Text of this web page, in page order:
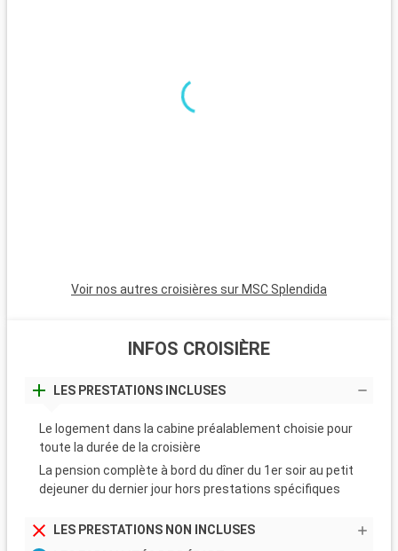
vieille ville de Suède, présente des églises médiévales et des
ruines. Le parc national de Tyresta est parfait pour des
Voir nos autres croisières sur MSC Splendida
INFOS CROISIÈRE
LES PRESTATIONS INCLUSES
Le logement dans la cabine préalablement choisie pour
toute la durée de la croisière
La pension complète à bord du dîner du 1er soir au petit
dejeuner du dernier jour hors prestations spécifiques
LES PRESTATIONS NON INCLUSES